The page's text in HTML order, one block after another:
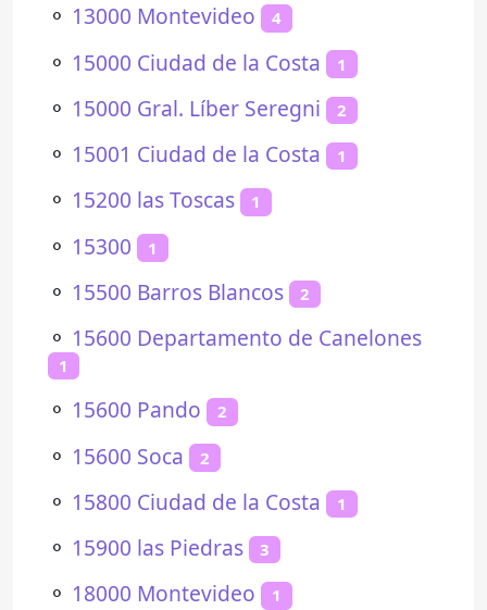
⚬ 13000 Montevideo 4
⚬ 15000 Ciudad de la Costa 1
⚬ 15000 Gral. Líber Seregni 2
⚬ 15001 Ciudad de la Costa 1
⚬ 15200 las Toscas 1
⚬ 15300 1
⚬ 15500 Barros Blancos 2
⚬ 15600 Departamento de Canelones
1
⚬ 15600 Pando 2
⚬ 15600 Soca 2
⚬ 15800 Ciudad de la Costa 1
⚬ 15900 las Piedras 3
⚬ 18000 Montevideo 1